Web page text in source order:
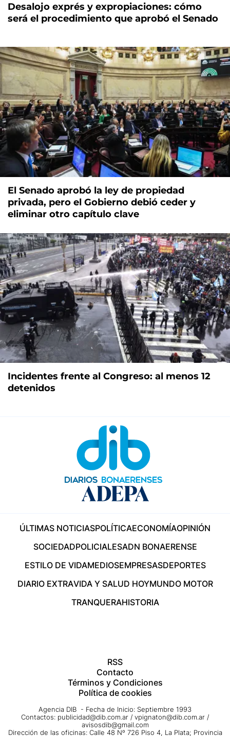
Desalojo exprés y expropiaciones: cómo
será el procedimiento que aprobó el Senado
El Senado aprobó la ley de propiedad
privada, pero el Gobierno debió ceder y
eliminar otro capítulo clave
Incidentes frente al Congreso: al menos 12
detenidos
ÚLTIMAS NOTICIASPOLÍTICAECONOMÍAOPINIÓN
SOCIEDADPOLICIALESADN BONAERENSE
ESTILO DE VIDAMEDIOSEMPRESASDEPORTES
DIARIO EXTRAVIDA Y SALUD HOYMUNDO MOTOR
TRANQUERAHISTORIA
RSS
Contacto
Términos y Condiciones
Política de cookies
Agencia DIB - Fecha de Inicio: Septiembre 1993
Contactos: publicidad@dib.com.ar / vpignaton@dib.com.ar /
avisosdib@gmail.com
Dirección de las oficinas: Calle 48 Nº 726 Piso 4, La Plata; Provincia